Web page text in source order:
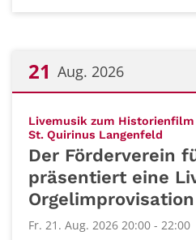
21 Aug. 2026
Livemusik zum
St. Quirinus Langenfeld
Der Förderverein
präsentiert eine
Orgelimprovisation
Fr. 21. Aug. 2026 20:00 - 22:00